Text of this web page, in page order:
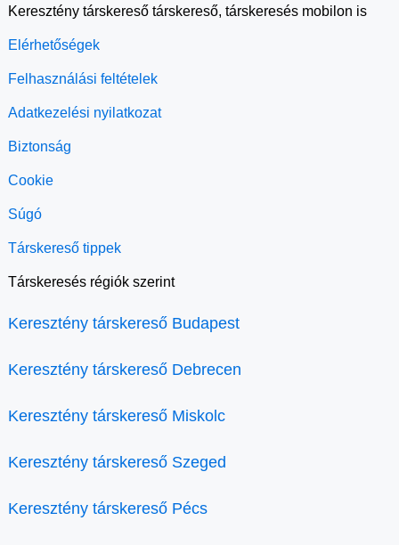
Keresztény társkereső társkereső, társkeresés mobilon is
Elérhetőségek
Felhasználási feltételek
Adatkezelési nyilatkozat
Biztonság
Cookie
Súgó
Társkereső tippek
Társkeresés régiók szerint
Keresztény társkereső Budapest
Keresztény társkereső Debrecen
Keresztény társkereső Miskolc
Keresztény társkereső Szeged
Keresztény társkereső Pécs